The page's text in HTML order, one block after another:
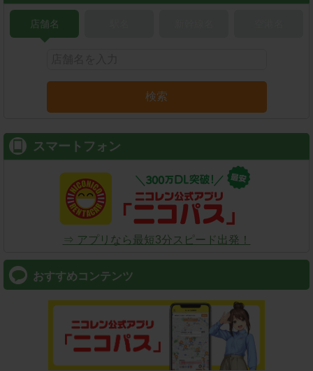
店舗名
検索
スマートフォン
⇒ アプリなら最短3分スピード出発！
おすすめコンテンツ